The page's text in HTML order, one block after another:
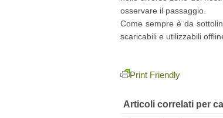
osservare il passaggio.
Come sempre è da
scaricabili e utilizzabili
Print Friendly
Articoli correlati per